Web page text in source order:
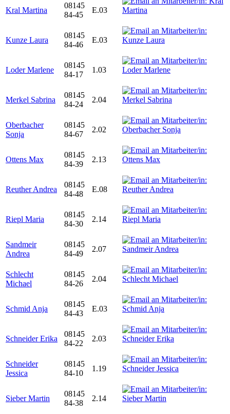
Kral Martina
08145
84-45
E.03
Kunze Laura
08145
84-46
E.03
Loder Marlene
08145
84-17
1.03
Merkel Sabrina
08145
84-24
2.04
Oberbacher
Sonja
08145
84-67
2.02
Ottens Max
08145
84-39
2.13
Reuther Andrea
08145
84-48
E.08
Riepl Maria
08145
84-30
2.14
Sandmeir
Andrea
08145
84-49
2.07
Schlecht
Michael
08145
84-26
2.04
Schmid Anja
08145
84-43
E.03
Schneider Erika
08145
84-22
2.03
Schneider
Jessica
08145
84-10
1.19
Sieber Martin
08145
84-38
2.14